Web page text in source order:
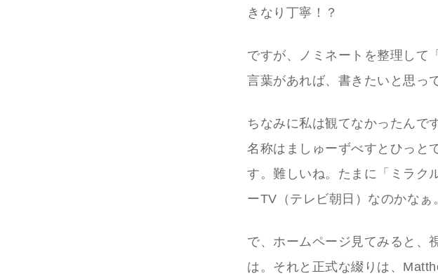
きなり丁寧！？
ですが、ノミネートを整理して
言葉があれば、書きたいと思っ
ちなみに私は観てなかったんで
名称はましゅーずべすとひっと
す。難しいね。たまに「ミラク
ーTV（テレビ朝日）なのかなぁ。
で、ホームページ見てみると、
は。それと正式な綴りは、